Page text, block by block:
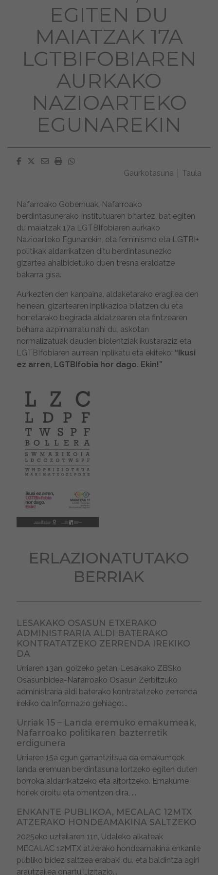
EGITEN DU
MAIATZAK 17A
LGTBIFOBIAREN
AURKAKO
NAZIOARTEKO
EGUNAREKIN
Facebook
Twitter
EmailImprimirWhatsapp
Gaurkotasuna
Taula
Nafarroako Gobernuak, Nafarroako
berdintasunerako Institutuaren bitartez, bat egiten
du maiatzak 17a LGTBIfobiaren aurkako
Nazioarteko Egunarekin, eta feminismo eta LGTBI+
politikak aldarrikatzen ditu berdintasunezko
gizartea ahalbidetuko duen tresna eraldatze
bakarra gisa.
Aurkezten den kanpaina, aldaketarako eragilea den
heinean, gizartearen inplikazioa bilatzen du eta
horretarako begirada aldatzearen eta fintzearen
beharra azpimarratu nahi du, askotan
normalizatuak dauden biolentziak ikustaraziz eta
LGTBIfobiaren aurrean inplikatu eta ekiteko: “Ikusi
ez arren, LGTBIfobia hor dago. Ekin!”
ERLAZIONATUTAKO
BERRIAK
LESAKAKO OSASUN ETXERAKO
ADMINISTRARIA ALDI BATERAKO
KONTRATATZEKO ZERRENDA IREKIKO
DA
Urriaren 13an, goizeko 9etan, Lesakako ZBSko
Osasunbidea-Nafarroako Osasun Zerbitzuko
administraria aldi baterako kontratatzeko zerrenda
irekiko da.Informazio gehiago:...
Urriak 15 – Landa eremuko emakumeak,
Nafarroako politikaren bazterretik
erdigunera
Urriaren 15a egun garrantzitsua da emakumeek
landa eremuan berdintasuna lortzeko egiten duten
borroka aldarrikatzeko eta aitortzeko. Emakume
horiek oroitu eta omentzen dira, ...
ENKANTE PUBLIKOA, MECALAC 12MTX
ATZERAKO HONDEAMAKINA SALTZEKO
2025eko uztailaren 11n, Udaleko alkateak
MECALAC 12MTX atzerako hondeamakina enkante
publiko bidez saltzea erabaki du, eta baldintza agiri
arautzailea onartu.Lizitazio...